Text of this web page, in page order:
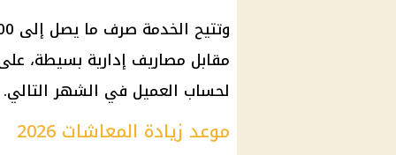
وتتيح الخدمة صرف ما يصل إلى 100% من
مقابل مصاريف إدارية بسيطة،
لحساب العميل في الشهر التالي.
موعد زيادة المعاشات 2026